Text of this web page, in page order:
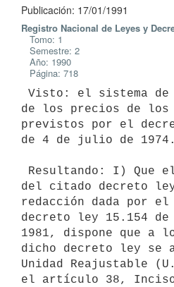
Publicación: 17/01/1991
Registro Nacional de Leyes y
Tomo: 1
Semestre: 2
Año: 1990
Página: 718
de los precios de los
previstos por el
de 4 de julio de 1974.
del citado decreto
redacción dada por
decreto ley 15.154
1981, dispone que a
dicho decreto ley se
Unidad Reajustable
el artículo 38,